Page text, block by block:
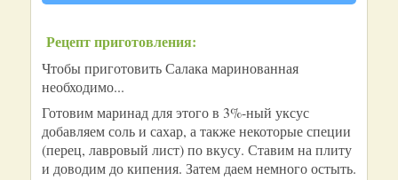
Рецепт приготовления:
Чтобы приготовить Салака маринованная
необходимо...
Готовим маринад для этого в 3%-ный уксус
добавляем соль и сахар, а также некоторые специи
(перец, лавровый лист) по вкусу. Ставим на плиту
и доводим до кипения. Затем даем немного остыть.